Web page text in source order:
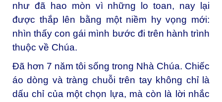
như đã hao mòn vì những lo toan, nay lại
được thắp lên bằng một niềm hy vọng mới:
nhìn thấy con gái mình bước đi trên hành trình
thuộc về Chúa.
Đã hơn 7 năm tôi sống trong Nhà Chúa. Chiếc
áo dòng và tràng chuỗi trên tay không chỉ là
dấu chỉ của một chọn lựa, mà còn là lời nhắc